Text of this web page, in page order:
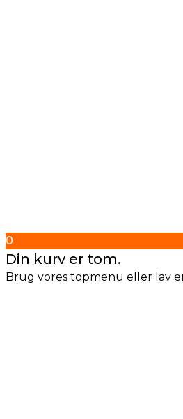
0
Din kurv er tom.
Brug vores topmenu eller lav